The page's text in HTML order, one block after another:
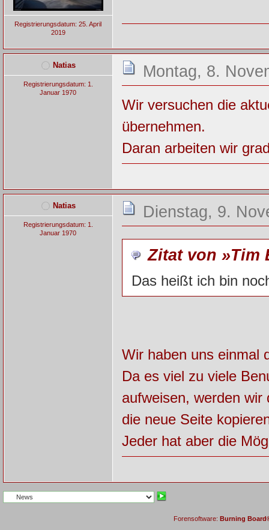
Registrierungsdatum: 25. April
2019
Natias
Registrierungsdatum: 1.
Januar 1970
Montag, 8.
Wir versuchen die
übernehmen.
Daran arbeiten wir
Natias
Registrierungsdatum: 1.
Januar 1970
Dienstag, 9.
Zitat von »Tim
Das heißt ich bin
Wir haben uns einmal
Da es viel zu viele
aufweisen, werden
die neue Seite
Jeder hat aber die
Forensoftware: Burning